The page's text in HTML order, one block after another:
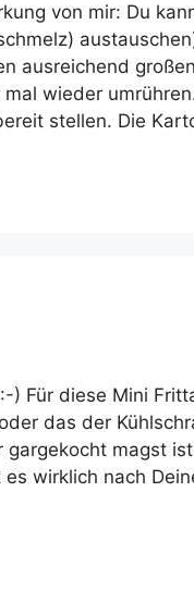
von mir: Du
ausreichend
wieder
stellen. Die
) Für diese Mini
das der
magst
wirklich nach